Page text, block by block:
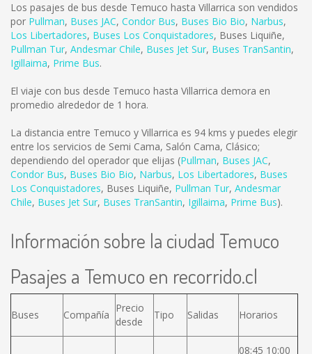
Los pasajes de bus desde Temuco hasta Villarrica son vendidos
por Pullman, Buses JAC, Condor Bus, Buses Bio Bio, Narbus,
Los Libertadores, Buses Los Conquistadores, Buses Liquiñe,
Pullman Tur, Andesmar Chile, Buses Jet Sur, Buses TranSantin,
Igillaima, Prime Bus.
El viaje con bus desde Temuco hasta Villarrica demora en
promedio alrededor de 1 hora.
La distancia entre Temuco y Villarrica es 94 kms y puedes elegir
entre los servicios de Semi Cama, Salón Cama, Clásico;
dependiendo del operador que elijas (Pullman, Buses JAC,
Condor Bus, Buses Bio Bio, Narbus, Los Libertadores, Buses
Los Conquistadores, Buses Liquiñe, Pullman Tur, Andesmar
Chile, Buses Jet Sur, Buses TranSantin, Igillaima, Prime Bus).
Información sobre la ciudad Temuco
Pasajes a Temuco en recorrido.cl
Buses Compañía
Precio
desde
Tipo Salidas Horarios
08:45 10:00